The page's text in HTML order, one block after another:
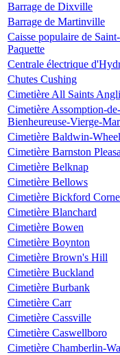
Barrage de Dixville
Barrage de Martinville
Caisse populaire de
Paquette
Centrale électrique
Chutes Cushing
Cimetière All Saints
Cimetière Assomption-
Bienheureuse-Vierge-
Cimetière Baldwin-
Cimetière Barnston
Cimetière Belknap
Cimetière Bellows
Cimetière Bickford
Cimetière Blanchard
Cimetière Bowen
Cimetière Boynton
Cimetière Brown's Hill
Cimetière Buckland
Cimetière Burbank
Cimetière Carr
Cimetière Cassville
Cimetière Caswellboro
Cimetière Chamberlin-